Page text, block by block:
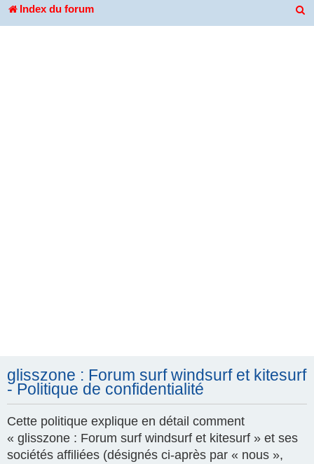
Index du forum
glisszone : Forum surf windsurf et kitesurf
- Politique de confidentialité
Cette politique explique en détail comment
« glisszone : Forum surf windsurf et kitesurf » et ses
sociétés affiliées (désignés ci-après par « nous »,